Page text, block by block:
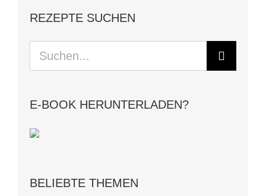
REZEPTE SUCHEN
Suche
nach:
E-BOOK HERUNTERLADEN?
BELIEBTE THEMEN